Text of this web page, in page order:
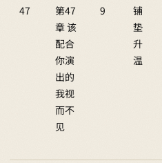
47
第47
章 该
配合
你演
出的
我视
而不
见
9
铺
垫
升
温